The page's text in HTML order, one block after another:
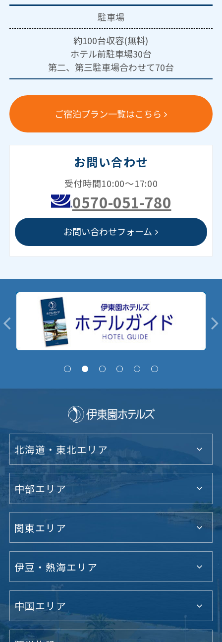
駐車場
約100台収容(無料)
ホテル前駐車場30台
第二、第三駐車場合わせて70台
ご宿泊プラン一覧はこちら
お問い合わせ
受付時間10:00～17:00
0570-051-780
お問い合わせフォーム
北海道・東北エリア
中部エリア
関東エリア
伊豆・熱海エリア
中国エリア